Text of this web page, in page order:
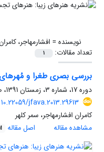
نویسنده = افشارمهاجر،
تعداد مقالات:
1
بررسی بصری طغرا و مُهرهای
دوره 17، شماره 3، زمستان 1391، صفحه
10.22059/jfava.2013.29613
کامران افشارمهاجر، سمر کلهر
مشاهده مقاله
اصل مقاله